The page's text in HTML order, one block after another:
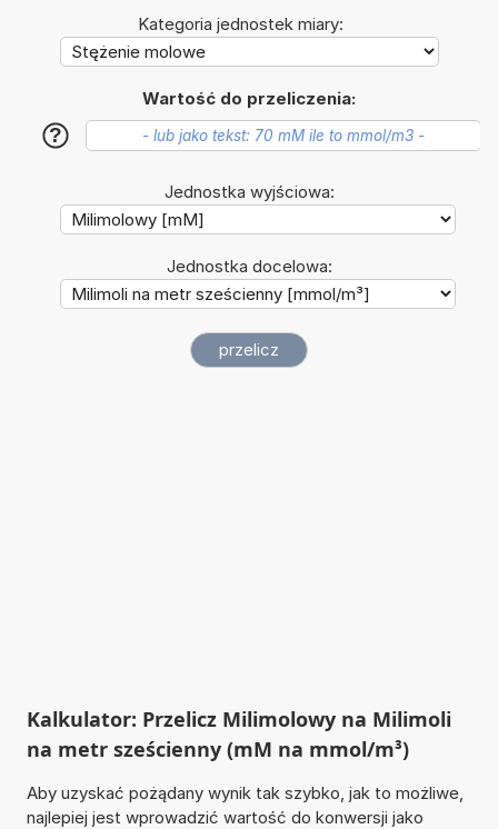
Kategoria jednostek miary:
Wartość do przeliczenia:
?
Jednostka wyjściowa:
Jednostka docelowa:
Kalkulator: Przelicz Milimolowy na Milimoli
na metr sześcienny (mM na mmol/m³)
Aby uzyskać pożądany wynik tak szybko, jak to możliwe,
najlepiej jest wprowadzić wartość do konwersji jako